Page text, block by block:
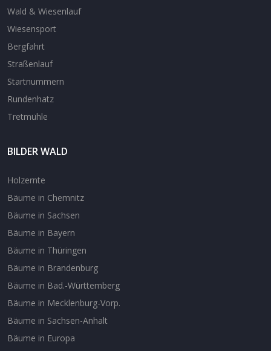
Wald & Wiesenlauf
Wiesensport
Bergfahrt
Straßenlauf
Startnummern
Rundenhatz
Tretmühle
BILDER WALD
Holzernte
Bäume in Chemnitz
Bäume in Sachsen
Bäume in Bayern
Bäume in Thüringen
Bäume in Brandenburg
Bäume in Bad.-Württemberg
Bäume in Mecklenburg-Vorp.
Bäume in Sachsen-Anhalt
Bäume in Europa